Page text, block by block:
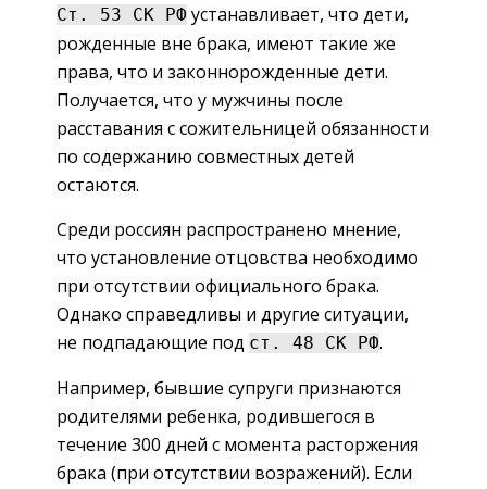
Ст. 53 СК РФ устанавливает, что дети,
рожденные вне брака, имеют такие же
права, что и законнорожденные дети.
Получается, что у мужчины после
расставания с сожительницей обязанности
по содержанию совместных детей
остаются.
Среди россиян распространено мнение,
что установление отцовства необходимо
при отсутствии официального брака.
Однако справедливы и другие ситуации,
не подпадающие под ст. 48 СК РФ.
Например, бывшие супруги признаются
родителями ребенка, родившегося в
течение 300 дней с момента расторжения
брака (при отсутствии возражений). Если